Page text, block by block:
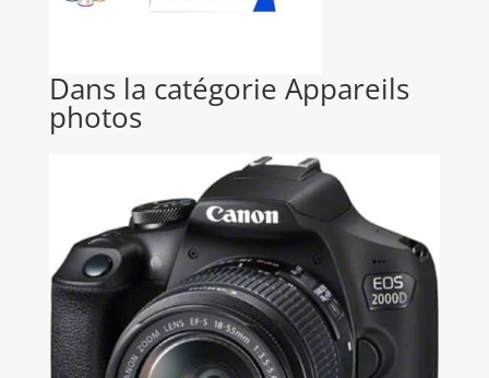
Dans la catégorie Appareils
photos